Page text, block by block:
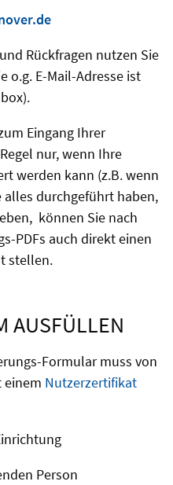
Rückfragen nutzen Sie
o.g. E-Mail-Adresse ist
Eingang Ihrer
nur, wenn Ihre
werden kann (z.B. wenn
alles durchgeführt haben,
können Sie nach
PDFs auch direkt einen
stellen.
AUSFÜLLEN
Formular muss von
Nutzerzertifikat
Person